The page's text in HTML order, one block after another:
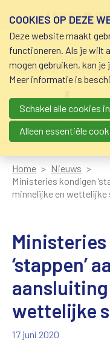
schuldhulp • sociaal krediet •
budgetbeheer •
Main navigation
Home
Nieuws
Ministeries kondigen
minnelijke en wettelijke
‘stappen’
wettelijke
17 juni 2020
COOKIES OP DEZE
Deze website maakt
functioneren. Als je wilt
mogen gebruiken, kan
Meer informatie is
Schakel alle cookies in
Alleen essentiële